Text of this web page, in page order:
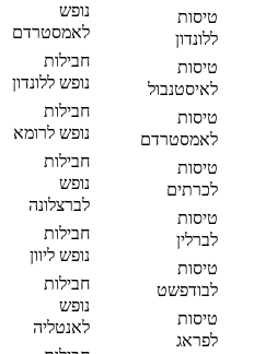
טיסות
ללונדון
טיסות
לאיסטנבול
טיסות
לאמסטרדם
טיסות
לכרתים
טיסות
לברלין
טיסות
לבודפשט
טיסות
לפראג
נופש
לאמסטרדם
חבילות
נופש ללונדון
חבילות
נופש לרומא
חבילות
נופש
לברצלונה
חבילות
נופש ליוון
חבילות
נופש
לאנטליה